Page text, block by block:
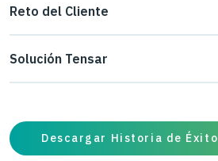
Reto del Cliente
Nuestro cliente requería realizar la
controlados.
Solución Tensar
(CEM) que logró reducir el espesor
la sobre excavación que se requería,
Descargar Historia de Éxito